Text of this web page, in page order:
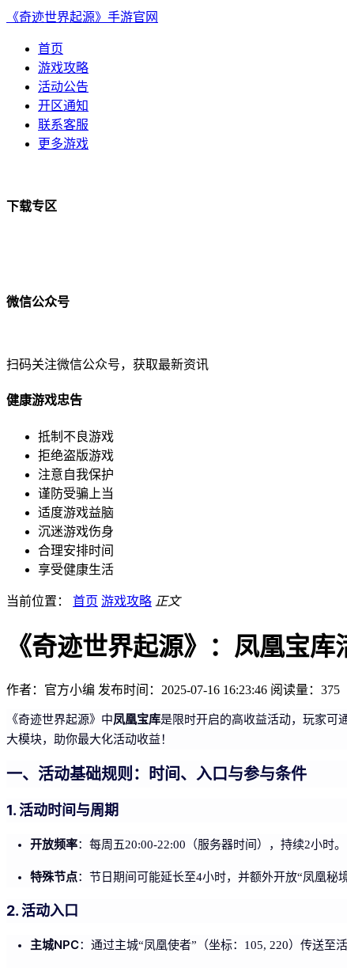
《奇迹世界起源》手游官网
首页
游戏攻略
活动公告
开区通知
联系客服
更多游戏
下载专区
微信公众号
扫码关注微信公众号，获取最新资讯
健康游戏忠告
抵制不良游戏
拒绝盗版游戏
注意自我保护
谨防受骗上当
适度游戏益脑
沉迷游戏伤身
合理安排时间
享受健康生活
当前位置： 首页 游戏攻略 正文
《奇迹世界起源》：凤凰宝库
作者：官方小编 发布时间：2025-07-16 16:23:46 阅读量： 375
《奇迹世界起源》中凤凰宝库是限时开启的高收益活动，玩家可
大模块，助你最大化活动收益！
一、活动基础规则：时间、入口与参与条件
1. 活动时间与周期
开放频率：每周五20:00-22:00（服务器时间），持续2小时。
特殊节点：节日期间可能延长至4小时，并额外开放“凤凰秘
2. 活动入口
主城NPC：通过主城“凤凰使者”（坐标：105, 220）传送至活